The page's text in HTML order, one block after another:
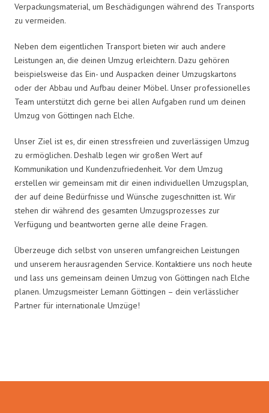
Verpackungsmaterial, um Beschädigungen während des Transports
zu vermeiden.
Neben dem eigentlichen Transport bieten wir auch andere
Leistungen an, die deinen Umzug erleichtern. Dazu gehören
beispielsweise das Ein- und Auspacken deiner Umzugskartons
oder der Abbau und Aufbau deiner Möbel. Unser professionelles
Team unterstützt dich gerne bei allen Aufgaben rund um deinen
Umzug von Göttingen nach Elche.
Unser Ziel ist es, dir einen stressfreien und zuverlässigen Umzug
zu ermöglichen. Deshalb legen wir großen Wert auf
Kommunikation und Kundenzufriedenheit. Vor dem Umzug
erstellen wir gemeinsam mit dir einen individuellen Umzugsplan,
der auf deine Bedürfnisse und Wünsche zugeschnitten ist. Wir
stehen dir während des gesamten Umzugsprozesses zur
Verfügung und beantworten gerne alle deine Fragen.
Überzeuge dich selbst von unseren umfangreichen Leistungen
und unserem herausragenden Service. Kontaktiere uns noch heute
und lass uns gemeinsam deinen Umzug von Göttingen nach Elche
planen. Umzugsmeister Lemann Göttingen – dein verlässlicher
Partner für internationale Umzüge!